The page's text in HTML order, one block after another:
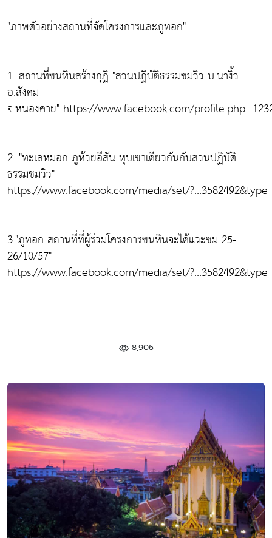
"ภาพตัวอย่างสถานที่จัดโครงการและภูทอก"
1. สถานที่ขนหินสร้างกุฏิ "สวนปฏิบัติธรรมชมวิว บ.นางิ้ว
อ.สังคม
จ.หนองคาย" https://www.facebook.com/
2. "ทะเลหมอก ภูห้วยอีสัน หุบเขาเดียวกันกับสวนปฏิบัติ
ธรรมชมวิว"
https://www.facebook.com/media/set/
3."ภูทอก สถานที่ที่ผู้ร่วมโครงการขนหินจะได้แวะชม 25-
26/10/57"
https://www.facebook.com/media/set/
8,906